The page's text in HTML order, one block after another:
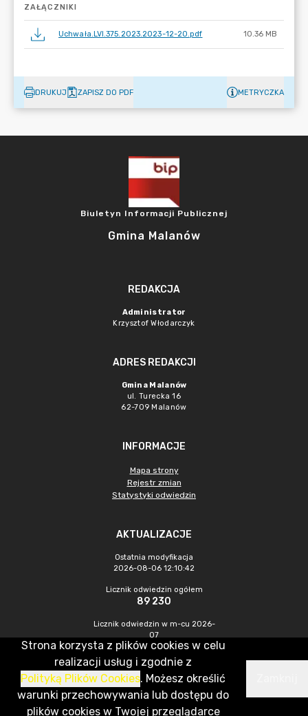
ZAŁĄCZNIKI
Uchwała.LVI.375.2023.2023-12-20.pdf 10.36 MB
DRUKUJ ZAPISZ DO PDF METRYCZKA
Biuletyn Informacji Publicznej
Gmina Malanów
REDAKCJA
Administrator
Krzysztof Włodarczyk
ADRES REDAKCJI
Gmina Malanów
ul. Turecka 16
62-709 Malanów
INFORMACJE
Mapa strony
Rejestr zmian
Statystyki odwiedzin
AKTUALIZACJE
Ostatnia modyfikacja
2026-08-06 12:10:42
Licznik odwiedzin ogółem
89 230
Licznik odwiedzin w m-cu 2026-
07
451
CMS & Hosting: Nefeni Sp. z o.o.
Strona korzysta z plików cookies w celu
realizacji usług i zgodnie z
Polityką Plików Cookies. Możesz określić
warunki przechowywania lub dostępu do
plików cookies w Twojej przeglądarce